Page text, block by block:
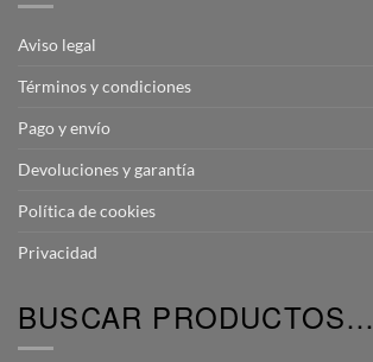
Aviso legal
Términos y condiciones
Pago y envío
Devoluciones y garantía
Política de cookies
Privacidad
BUSCAR PRODUCTOS…